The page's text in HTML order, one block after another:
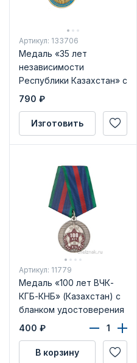
Артикул: 133706
Медаль «35 лет
независимости
Республики Казахстан» с
бланком удостоверения
790 ₽
Изготовить
Артикул: 11779
Медаль «100 лет ВЧК-
КГБ-КНБ» (Казахстан) с
бланком удостоверения
400 ₽
В корзину